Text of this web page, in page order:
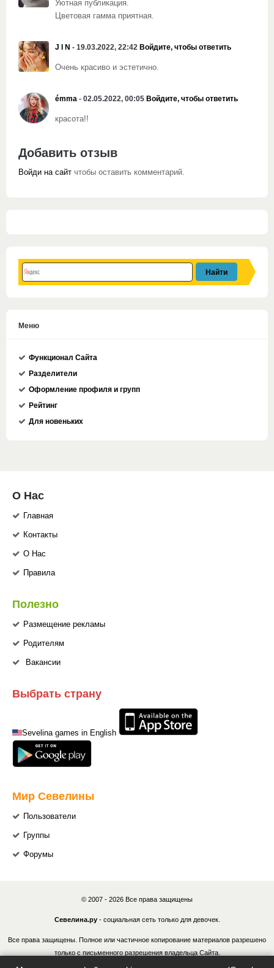
Уютная публикация.
Цветовая гамма приятная.
J I N - 19.03.2022, 22:42 Войдите, чтобы ответить
Очень красиво и эстетично.
émma - 02.05.2022, 00:05 Войдите, чтобы ответить
красота!!
Добавить отзыв
Войди на сайт чтобы оставить комментарий.
Меню
Функционал Сайта
Разделители
Оформление профиля и групп
Рейтинг
Для новеньких
О Нас
Главная
Контакты
О Нас
Правила
Полезно
Размещение рекламы
Родителям
Вакансии
Выбрать страну
Sevelina games in English
Мир Севелины
Пользователи
Группы
Форумы
© 2007 - 2026 Все права защищены
Севелина.ру- социальная сеть только для девочек.
Все права защищены. Полное или частичное копирование материалов разрешено
только с письменного разрешения владельца Сайта.